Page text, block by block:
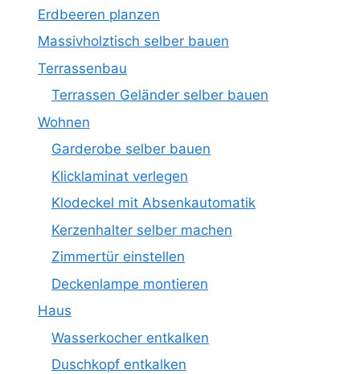
Erdbeeren planzen
Massivholztisch selber bauen
Terrassenbau
Terrassen Geländer selber bauen
Wohnen
Garderobe selber bauen
Klicklaminat verlegen
Klodeckel mit Absenkautomatik
Kerzenhalter selber machen
Zimmertür einstellen
Deckenlampe montieren
Haus
Wasserkocher entkalken
Duschkopf entkalken